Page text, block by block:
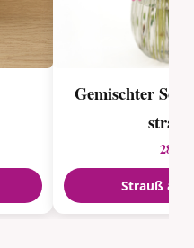
Gemischter
strauß
28 €
Strauß